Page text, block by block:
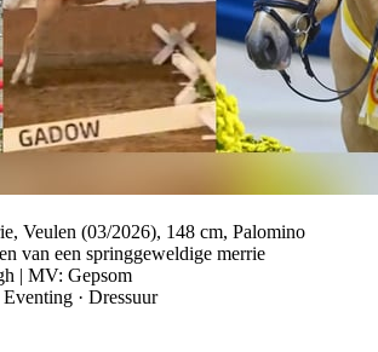
Veulen (03/2026), 148 cm, Palomino
van een springgeweldige merrie
| MV: Gepsom
· Dressuur